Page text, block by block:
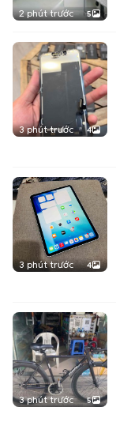
2 phút trước 5
3 phút trước 4
3 phút trước 4
3 phút trước 5